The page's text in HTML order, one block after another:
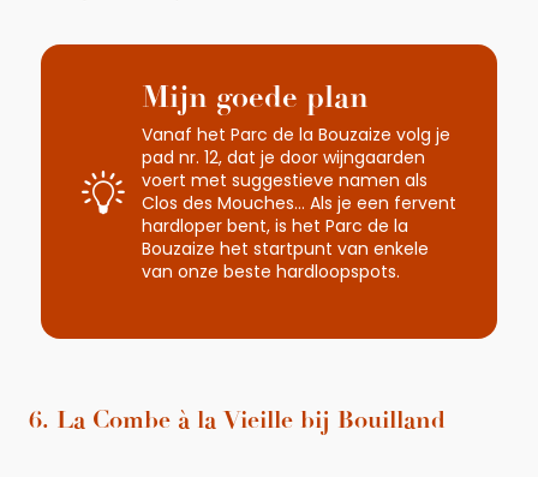
Mijn goede plan
Vanaf het Parc de la Bouzaize volg je
pad nr. 12, dat je door wijngaarden
voert met suggestieve namen als
Clos des Mouches… Als je een fervent
hardloper bent, is het Parc de la
Bouzaize het startpunt van enkele
van onze beste hardloopspots.
6. La Combe à la Vieille bij Bouilland